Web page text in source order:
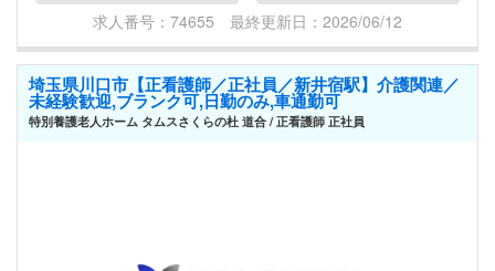
求人番号：74655 最終更新日：2026/06/12
埼玉県川口市【正看護師／正社員／新井宿駅】介護関連／
未経験歓迎,ブランク可,日勤のみ,車通勤可
特別養護老人ホーム タムスさくらの杜 道合 / 正看護師 正社員